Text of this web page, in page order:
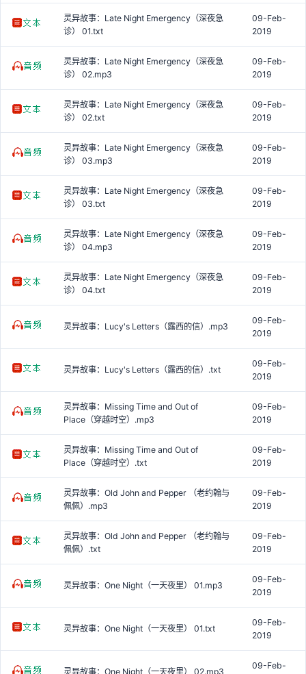
灵异故事：Late Night Emergency（深夜急
诊） 01.txt
09-Feb-
2019
灵异故事：Late Night Emergency（深夜急
诊） 02.mp3
09-Feb-
2019
灵异故事：Late Night Emergency（深夜急
诊） 02.txt
09-Feb-
2019
灵异故事：Late Night Emergency（深夜急
诊） 03.mp3
09-Feb-
2019
灵异故事：Late Night Emergency（深夜急
诊） 03.txt
09-Feb-
2019
灵异故事：Late Night Emergency（深夜急
诊） 04.mp3
09-Feb-
2019
灵异故事：Late Night Emergency（深夜急
诊） 04.txt
09-Feb-
2019
灵异故事：Lucy's Letters（露西的信）.mp3
09-Feb-
2019
灵异故事：Lucy's Letters（露西的信）.txt
09-Feb-
2019
灵异故事：Missing Time and Out of
Place（穿越时空）.mp3
09-Feb-
2019
灵异故事：Missing Time and Out of
Place（穿越时空）.txt
09-Feb-
2019
灵异故事：Old John and Pepper （老约翰与
佩佩）.mp3
09-Feb-
2019
灵异故事：Old John and Pepper （老约翰与
佩佩）.txt
09-Feb-
2019
灵异故事：One Night（一天夜里） 01.mp3
09-Feb-
2019
灵异故事：One Night（一天夜里） 01.txt
09-Feb-
2019
灵异故事：One Night（一天夜里） 02.mp3
09-Feb-